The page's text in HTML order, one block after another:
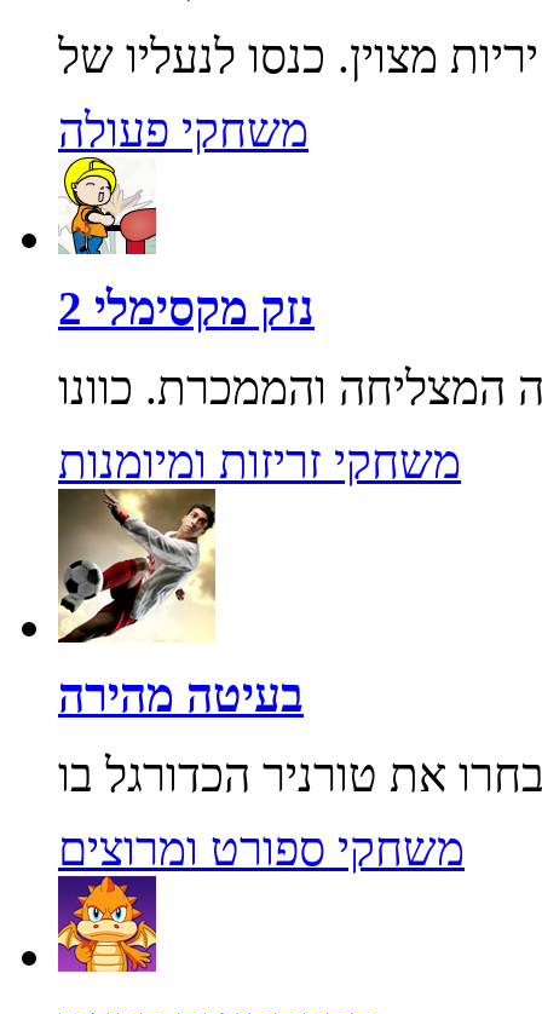
משחקי פעולה
נזק מקסימלי 2
משחקי זריזות ומיומנות
בעיטה מהירה
משחקי ספורט ומרוצים